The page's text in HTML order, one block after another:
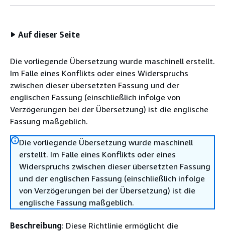
Auf dieser Seite
Die vorliegende Übersetzung wurde maschinell erstellt.
Im Falle eines Konflikts oder eines Widerspruchs
zwischen dieser übersetzten Fassung und der
englischen Fassung (einschließlich infolge von
Verzögerungen bei der Übersetzung) ist die englische
Fassung maßgeblich.
Die vorliegende Übersetzung wurde maschinell
erstellt. Im Falle eines Konflikts oder eines
Widerspruchs zwischen dieser übersetzten Fassung
und der englischen Fassung (einschließlich infolge
von Verzögerungen bei der Übersetzung) ist die
englische Fassung maßgeblich.
Beschreibung: Diese Richtlinie ermöglicht die